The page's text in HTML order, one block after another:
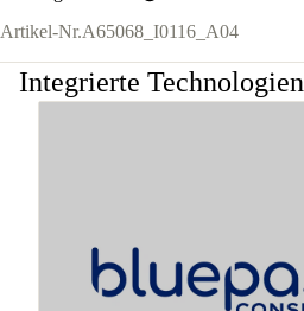
Artikel-Nr.A65068_I0116_A04
Integrierte Technologien